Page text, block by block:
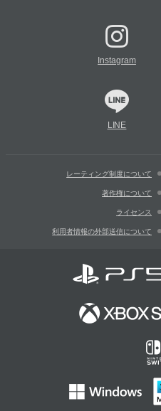
Instagram
LINE
レーティング制度について
著作権について
ライセンス
利用者情報の外部送信について